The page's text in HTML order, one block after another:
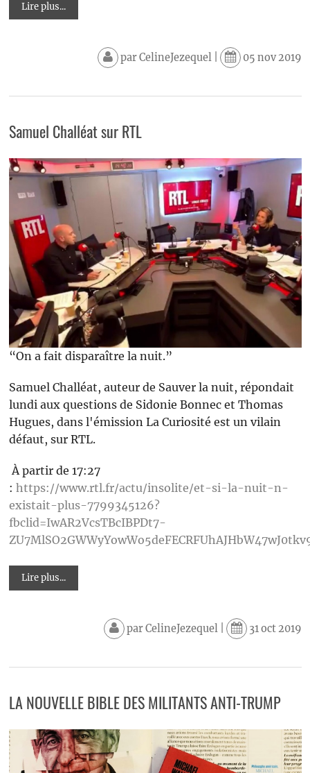
Lire plus...
parCelineJezequel| 05 nov 2019
Samuel Challéat sur RTL
“On a fait disparaître la nuit.”
Samuel Challéat, auteur de Sauver la nuit, répondait
lundi aux questions de Sidonie Bonnec et Thomas
Hugues, dans l'émission La Curiosité est un vilain
défaut, sur RTL.
À partir de 17:27
: https://www.rtl.fr/actu/insolite/et-si-la-nuit-n-
existait-plus-7799345126?
fbclid=IwAR2VcsTBcIBPDt7-
Lire plus...
parCelineJezequel| 31 oct 2019
LA NOUVELLE BIBLE DES MILITANTS ANTI-TRUMP